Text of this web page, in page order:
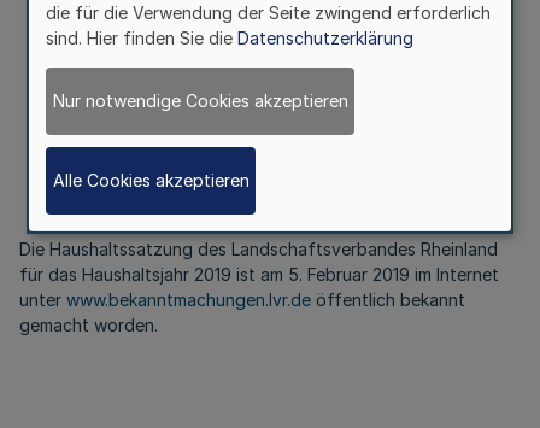
Bekanntmachung des Landschaftsverbandes Rheinland
Vom 5. Februar 2019
Die Haushaltssatzung des Landschaftsverbandes Rheinland
für das Haushaltsjahr 2019 ist am 5. Februar 2019 im Internet
unter www.bekanntmachungen.lvr.de öffentlich bekannt
gemacht worden.
die für die Verwendung der Seite zwingend erforderlich
sind. Hier finden Sie die Datenschutzerklärung
Nur notwendige Cookies akzeptieren
Alle Cookies akzeptieren